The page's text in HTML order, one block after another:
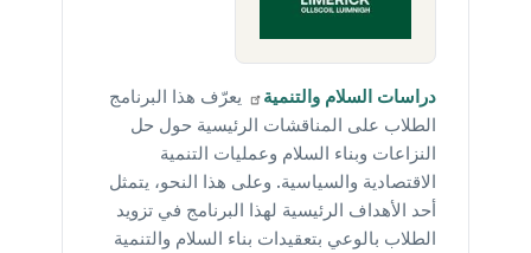
دراسات السلاموالتنمية
يعرّف هذا البرنامج
الطلاب على المناقشات الرئيسية حول حل
النزاعات وبناء السلام وعمليات التنمية
الاقتصادية والسياسية. وعلى هذا النحو، يتمثل
أحد الأهداف الرئيسية لهذا البرنامج في تزويد
الطلاب بالوعي بتعقيدات بناء السلام والتنمية